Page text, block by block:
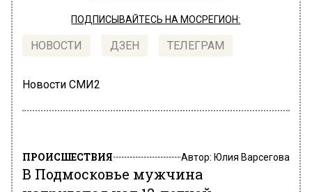
ПОДПИСЫВАЙТЕСЬ НА МОСРЕГИОН:
НОВОСТИ ДЗЕН ТЕЛЕГРАМ
Новости СМИ2
ПРОИСШЕСТВИЯ Автор: Юлия Варсегова
В Подмосковье мужчина